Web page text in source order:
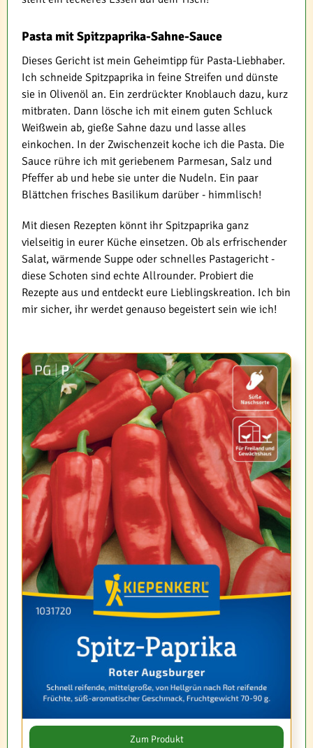
Pasta mit Spitzpaprika-Sahne-Sauce
Dieses Gericht ist mein Geheimtipp für Pasta-Liebhaber.
Ich schneide Spitzpaprika in feine Streifen und dünste
sie in Olivenöl an. Ein zerdrückter Knoblauch dazu, kurz
mitbraten. Dann lösche ich mit einem guten Schluck
Weißwein ab, gieße Sahne dazu und lasse alles
einkochen. In der Zwischenzeit koche ich die Pasta. Die
Sauce rühre ich mit geriebenem Parmesan, Salz und
Pfeffer ab und hebe sie unter die Nudeln. Ein paar
Blättchen frisches Basilikum darüber - himmlisch!
Mit diesen Rezepten könnt ihr Spitzpaprika ganz
vielseitig in eurer Küche einsetzen. Ob als erfrischender
Salat, wärmende Suppe oder schnelles Pastagericht -
diese Schoten sind echte Allrounder. Probiert die
Rezepte aus und entdeckt eure Lieblingskreation. Ich bin
mir sicher, ihr werdet genauso begeistert sein wie ich!
Zum Produkt